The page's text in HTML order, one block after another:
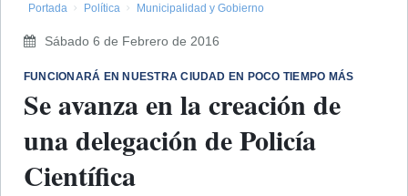
Portada Política Municipalidad y Gobierno
Sábado 6 de Febrero de 2016
FUNCIONARÁ EN NUESTRA CIUDAD EN POCO TIEMPO MÁS
Se avanza en la creación de
una delegación de Policía
Científica